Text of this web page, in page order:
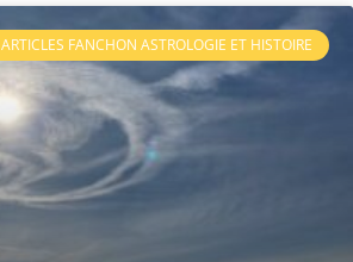
ARTICLES FANCHON ASTROLOGIE ET HISTOIRE